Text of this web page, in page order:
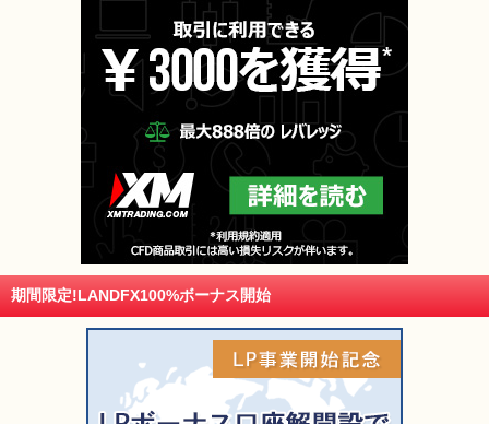
期間限定!LANDFX100%ボーナス開始